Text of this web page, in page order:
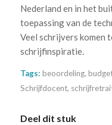
Nederland en in het
toepassing van de
Veel schrijvers komen
schrijfinspiratie.
Tags: beoordeling,
Schrijfdocent,
Deel dit stuk